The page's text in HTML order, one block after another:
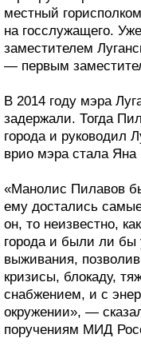
местный
на госслужащего.
заместителем
— первым
В 2014 году мэра
задержали. Тогда
города и руководил
врио мэра стала
«Манолис Пилавов
ему достались
он, то неизвестно,
города и были ли бы
выживания,
кризисы, блокаду,
снабжением, и с
окружении», —
поручениям МИД